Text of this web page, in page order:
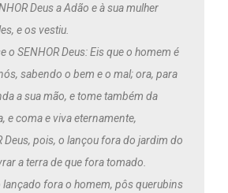
Deus a Adão e à sua mulher
e os vestiu.
o SENHOR Deus: Eis que o homem é
sabendo o bem e o mal; ora, para
a sua mão, e tome também da
e coma e viva eternamente,
Deus, pois, o lançou fora do jardim do
a terra de que fora tomado.
lançado fora o homem, pôs querubins